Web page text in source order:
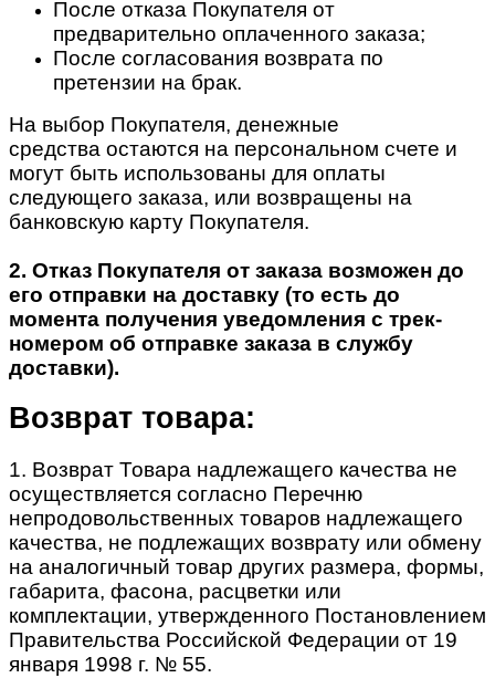
После отказа Покупателя от
предварительно оплаченного заказа;
После согласования возврата по
претензии на брак.
На выбор Покупателя, денежные
средства остаются на персональном счете и
могут быть использованы для оплаты
следующего заказа, или возвращены на
банковскую карту Покупателя.
2. Отказ Покупателя от заказа возможен до
его отправки на доставку (то есть до
момента получения уведомления с трек-
номером об отправке заказа в службу
доставки).
Возврат товара:
1. Возврат Товара надлежащего качества не
осуществляется согласно Перечню
непродовольственных товаров надлежащего
качества, не подлежащих возврату или обмену
на аналогичный товар других размера, формы,
габарита, фасона, расцветки или
комплектации, утвержденного Постановлением
Правительства Российской Федерации от 19
января 1998 г. № 55.